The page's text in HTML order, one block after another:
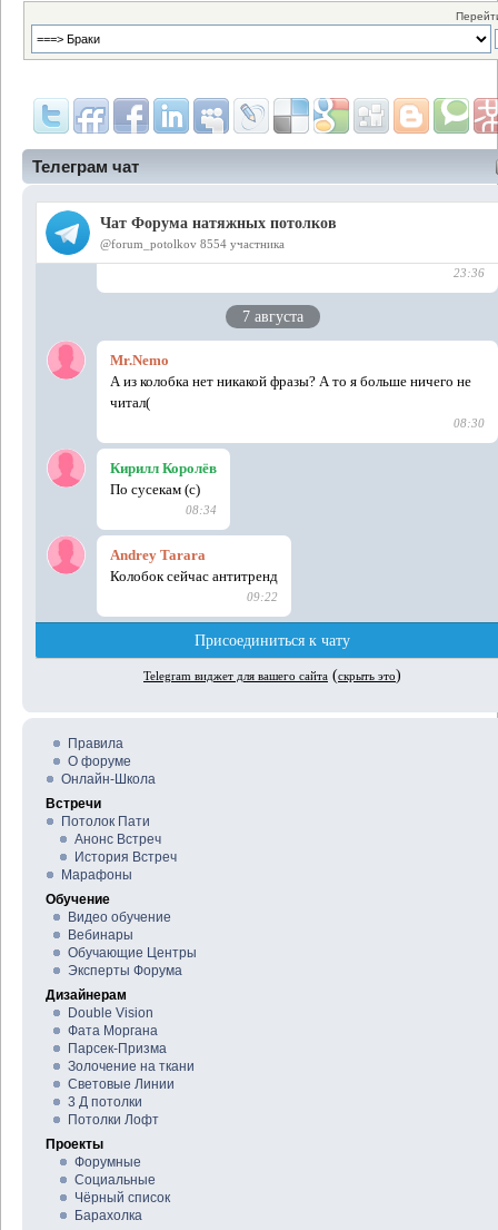
Телеграм чат
Правила
О форуме
Онлайн-Школа
Встречи
Потолок Пати
Анонс Встреч
История Встреч
Марафоны
Обучение
Видео обучение
Вебинары
Обучающие Центры
Эксперты Форума
Дизайнерам
Double Vision
Фата Моргана
Парсек-Призма
Золочение на ткани
Световые Линии
3 Д потолки
Потолки Лофт
Проекты
Форумные
Социальные
Чёрный список
Барахолка